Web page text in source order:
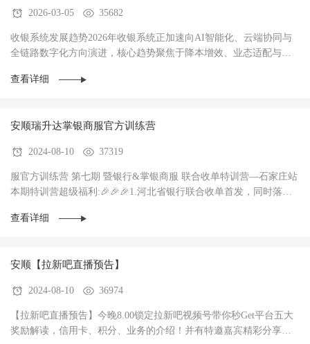
2026-03-05 35682
收银系统发展趋势2026年收银系统正加速向AI智能化、云端协同与
全链路数字化方向演进，核心趋势聚焦于‌降本增效、业态适配与数
查看详细
安顺瑞升达掌银商服官方训练营
2024-08-10 37319
服官方训练营 第七期 暨银行&掌银商服 联合收单特训营—石家庄站
本期特训营超级福利:🎉🎉🎉1.河北省银行联合收单首发，同时落地3
查看详细
安顺【拉新吧直播预告】
2024-08-10 36974
【拉新吧直播预告】今晚8.00锁定拉新吧视频号带你秒Get平台五大
奖励解读，信用卡、积分、业务的介绍！并有特邀嘉宾精彩分享！